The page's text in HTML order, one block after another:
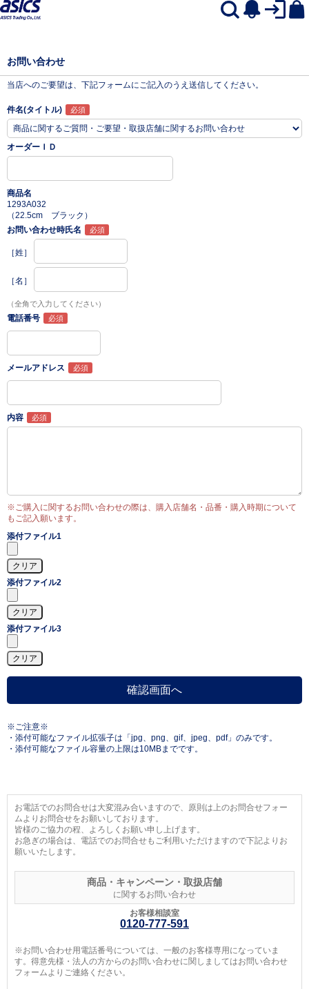
お問い合わせ
当店へのご要望は、下記フォームにご記入のうえ送信してください。
件名(タイトル)
オーダーＩＤ
商品名
1293A032
（22.5cm ブラック）
お問い合わせ時氏名
［姓］
［名］
（全角で入力してください）
電話番号
メールアドレス
内容
※ご購入に関するお問い合わせの際は、購入店舗名・品番・購入時期について
もご記入願います。
添付ファイル1
添付ファイル2
添付ファイル3
※ご注意※
・添付可能なファイル拡張子は「jpg、png、gif、jpeg、pdf」のみです。
・添付可能なファイル容量の上限は10MBまでです。
お電話でのお問合せは大変混み合いますので、原則は上のお問合せフォー
ムよりお問合せをお願いしております。
皆様のご協力の程、よろしくお願い申し上げます。
お急ぎの場合は、電話でのお問合せもご利用いただけますので下記よりお
願いいたします。
商品・キャンペーン・取扱店舗
に関するお問い合わせ
お客様相談室
0120-777-591
※お問い合わせ用電話番号については、一般のお客様専用になっていま
す。得意先様・法人の方からのお問い合わせに関しましてはお問い合わせ
フォームよりご連絡ください。